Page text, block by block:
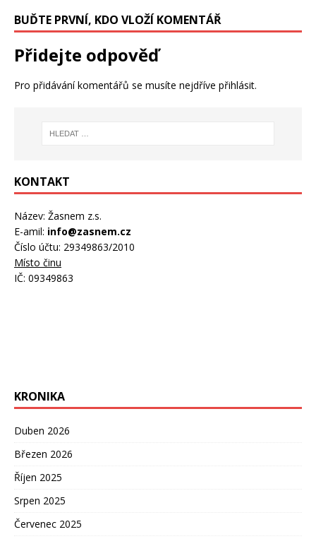
BUĎTE PRVNÍ, KDO VLOŽÍ KOMENTÁŘ
Přidejte odpověď
Pro přidávání komentářů se musíte nejdříve přihlásit.
KONTAKT
Název: Žasnem z.s.
E-amil: info@zasnem.cz
Číslo účtu: 29349863/2010
Místo činu
IČ: 09349863
KRONIKA
Duben 2026
Březen 2026
Říjen 2025
Srpen 2025
Červenec 2025